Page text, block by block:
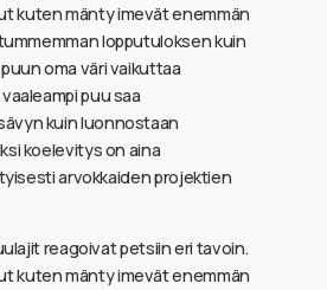
kuten mänty imevät enemmän
lopputuloksen kuin
oma väri vaikuttaa
puu saa
kuin luonnostaan
koelevitys on aina
arvokkaiden projektien
reagoivat petsiin eri tavoin.
kuten mänty imevät enemmän